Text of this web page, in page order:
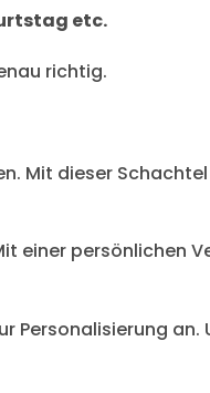
etc.
richtig.
Mit dieser
einer persönlichen
Personalisierung an.